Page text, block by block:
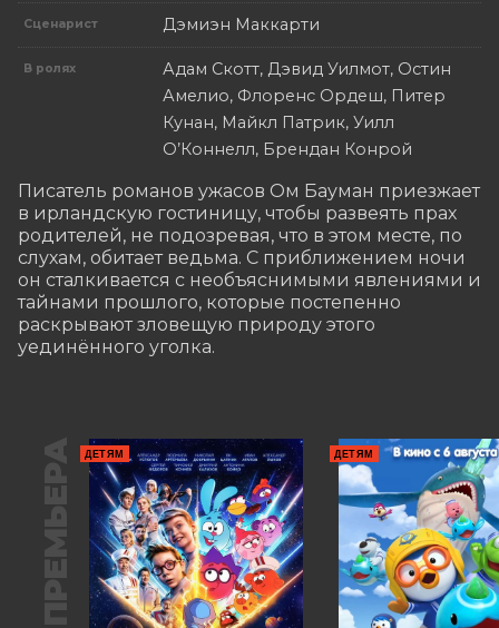
Сценарист Дэмиэн Маккарти
В ролях
Адам Скотт, Дэвид Уилмот, Остин
Амелио, Флоренс Ордеш, Питер
Кунан, Майкл Патрик, Уилл
О’Коннелл, Брендан Конрой
Писатель романов ужасов Ом Бауман приезжает
в ирландскую гостиницу, чтобы развеять прах
родителей, не подозревая, что в этом месте, по
слухам, обитает ведьма. С приближением ночи
он сталкивается с необъяснимыми явлениями и
тайнами прошлого, которые постепенно
раскрывают зловещую природу этого
уединённого уголка.
ПРЕМЬЕРА ДЕТЯМ ДЕТЯМ